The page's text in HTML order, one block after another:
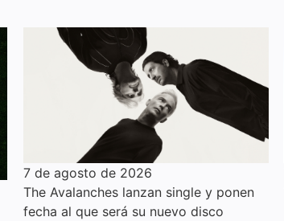
7 de agosto de 2026
The Avalanches lanzan single y ponen
fecha al que será su nuevo disco